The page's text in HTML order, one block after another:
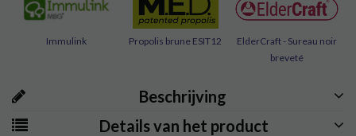
Beveiligde betaling
Immulink Propolis brune ESIT12
ElderCraft - Sureau noir
breveté
Beschrijving
Details van het product